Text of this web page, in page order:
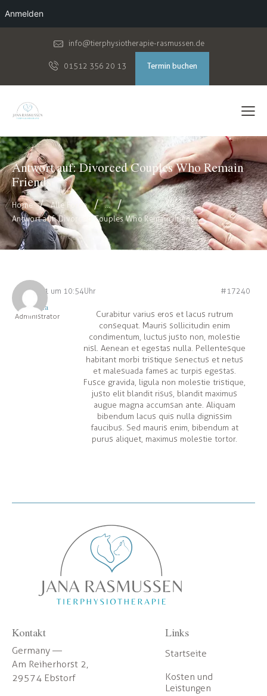
Anmelden
info@tierphysiotherapie-rasmussen.de
01512 356 20 13 Termin buchen
Antwort auf: Divorced Couples Who Remain
Friends
Home Alle Foren
...
Antwort auf: Divorced Couples Who Remain Friends
07.04.21 um 10:54 Uhr #17240
JanaRa
Administrator
Curabitur varius eros et lacus rutrum
consequat. Mauris sollicitudin enim
condimentum, luctus justo non, molestie
nisl. Aenean et egestas nulla. Pellentesque
habitant morbi tristique senectus et netus
et malesuada fames ac turpis egestas.
Fusce gravida, ligula non molestie tristique,
justo elit blandit risus, blandit maximus
augue magna accumsan ante. Aliquam
bibendum lacus quis nulla dignissim
faucibus. Sed mauris enim, bibendum at
purus aliquet, maximus molestie tortor.
Kontakt
Germany —
Am Reiherhorst 2,
29574 Ebstorf
Links
Startseite
Kosten und
Leistungen